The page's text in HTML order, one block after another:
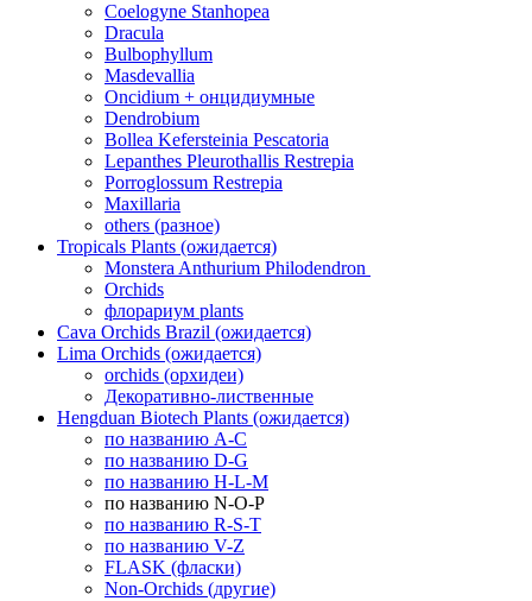
Coelogyne Stanhopea
Dracula
Bulbophyllum
Masdevallia
Oncidium + онцидиумные
Dendrobium
Bollea Kefersteinia Pescatoria
Lepanthes Pleurothallis Restrepia
Porroglossum Restrepia
Maxillaria
others (разное)
Tropicals Plants (ожидается)
​​​​​​​Monstera Anthurium Philodendron
Orchids
флорариум plants
Cava Orchids Brazil (ожидается)
Lima Orchids (ожидается)
orchids (орхидеи)
Декоративно-лиственные
Hengduan Biotech Plants (ожидается)
по названию A-C
по названию D-G
по названию H-L-M
по названию N-O-P
по названию R-S-T
по названию V-Z
FLASK (фласки)
Non-Orchids (другие)